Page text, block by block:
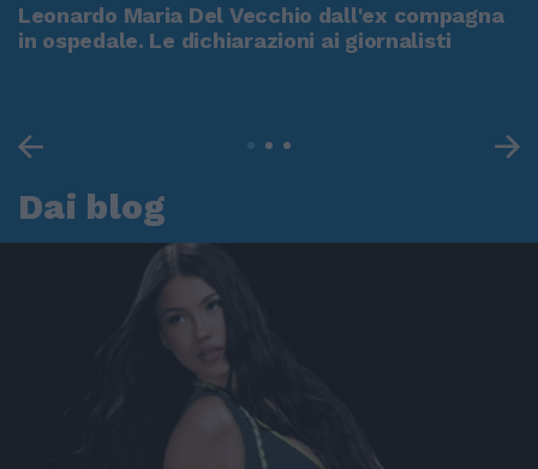
Leonardo Maria Del Vecchio dall'ex compagna
in ospedale. Le dichiarazioni ai giornalisti
Dai blog